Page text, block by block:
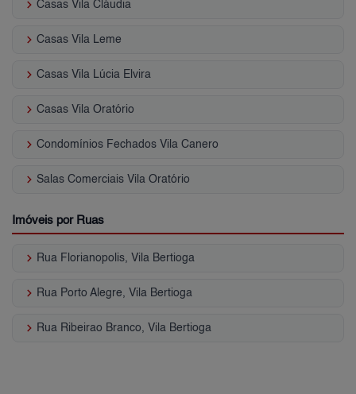
keyboard_arrow_right Casas Vila Cláudia
keyboard_arrow_right Casas Vila Leme
keyboard_arrow_right Casas Vila Lúcia Elvira
keyboard_arrow_right Casas Vila Oratório
keyboard_arrow_right Condomínios Fechados Vila Canero
keyboard_arrow_right Salas Comerciais Vila Oratório
Imóveis por Ruas
keyboard_arrow_right Rua Florianopolis, Vila Bertioga
keyboard_arrow_right Rua Porto Alegre, Vila Bertioga
keyboard_arrow_right Rua Ribeirao Branco, Vila Bertioga